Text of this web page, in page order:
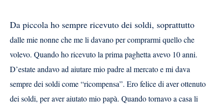
Da piccola ho sempre ricevuto dei soldi, soprattutto
dalle mie nonne che me li davano per comprarmi quello che
volevo. Quando ho ricevuto la prima paghetta avevo 10 anni.
D’estate andavo ad aiutaremio padre al mercato e mi dava
sempre dei soldi come “ricompensa”. Ero felice di aver ottenuto
dei soldi, per aver aiutato mio papà. Quando tornavo a casa li